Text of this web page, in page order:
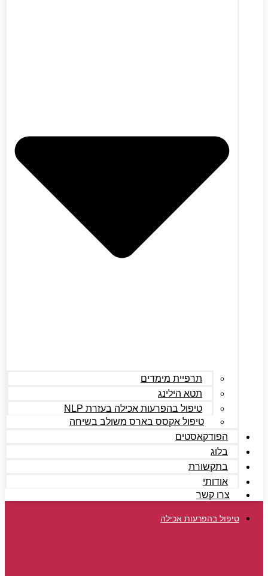
תרפיית מימדים
תטא הילינג
טיפול בהפרעות אכילה בעזרת NLP
טיפול אקסס בארס משולב בשיחה
הפודקאסטים
בלוג
בתקשורת
אודותי
צרו קשר
טיפול בהפרעות אכילה